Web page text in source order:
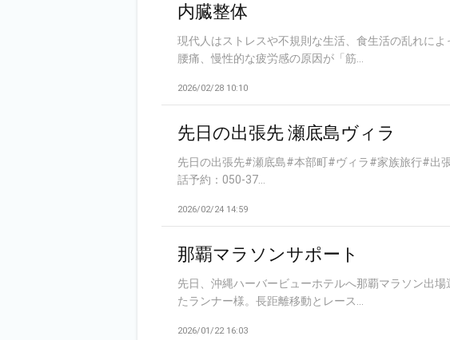
内臓整体
現代人はストレスや不規則な生活、食生活の乱れに
腰痛、慢性的な疲労感の原因が「筋...
2026/02/28 10:10
先日の出張先 瀬底島ヴィラ
先日の出張先#瀬底島#本部町#ヴィラ#家族旅行#出
話予約：050-37...
2026/02/24 14:59
那覇マラソンサポート
先日、沖縄ハーバービューホテルへ那覇マラソン出
たランナー様。長距離移動とレース...
2026/01/22 16:03